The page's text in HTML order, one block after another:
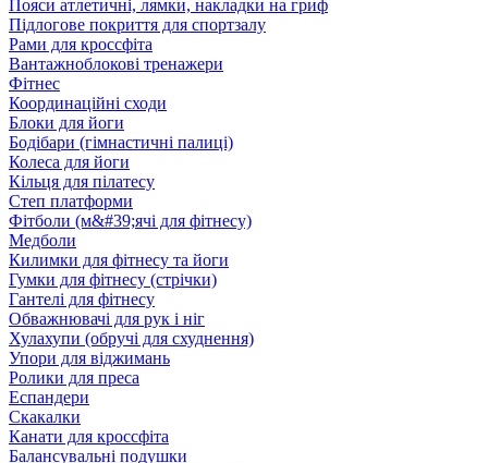
Пояси атлетичні, лямки, накладки на гриф
Підлогове покриття для спортзалу
Рами для кроссфіта
Вантажноблокові тренажери
Фітнес
Координаційні сходи
Блоки для йоги
Бодібари (гімнастичні палиці)
Колеса для йоги
Кільця для пілатесу
Степ платформи
Фітболи (м&#39;ячі для фітнесу)
Медболи
Килимки для фітнесу та йоги
Гумки для фітнесу (стрічки)
Гантелі для фітнесу
Обважнювачі для рук і ніг
Хулахупи (обручі для схуднення)
Упори для віджимань
Ролики для преса
Еспандери
Скакалки
Канати для кроссфіта
Балансувальні подушки